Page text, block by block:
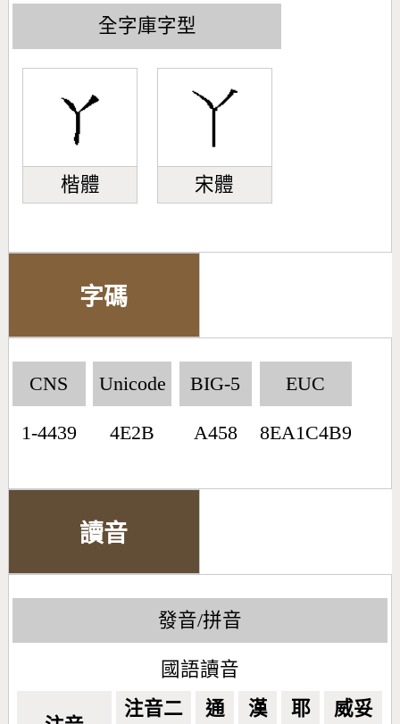
全字庫字型
楷體 宋體
字碼
CNS
1-4439
Unicode
4E2B
BIG-5
A458
EUC
8EA1C4B9
讀音
發音/拼音
國語讀音
注音二 通 漢 耶 威妥